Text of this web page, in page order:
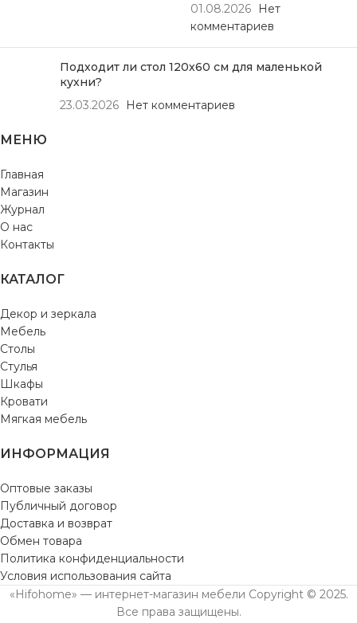
01.08.2026
Нет
комментариев
Подходит ли стол 120х60 см для маленькой
кухни?
23.03.2026
Нет комментариев
МЕНЮ
Главная
Магазин
Журнал
О нас
Контакты
КАТАЛОГ
Декор и зеркала
Мебель
Столы
Стулья
Шкафы
Кровати
Мягкая мебель
ИНФОРМАЦИЯ
Оптовые заказы
Публичный договор
Доставка и возврат
Обмен товара
Политика конфиденциальности
Условия использования сайта
«Hifohome» — интернет-магазин мебели Copyright © 2025.
Все права защищены.